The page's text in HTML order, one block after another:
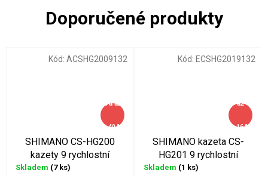
odaž
–40 %
SHIMANO CS-HG200
kazety 9 rychlostní
Skladem (7 ks)
Kód: ACSHG2009132
až
–16 %
SHIMANO kazeta CS-
HG201 9 rychlostní
Skladem (1 ks)
Kód: ECSHG2019132